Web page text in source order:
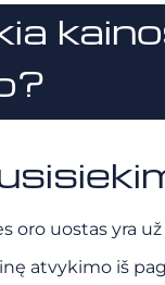
oro uostas yra
atvykimo iš